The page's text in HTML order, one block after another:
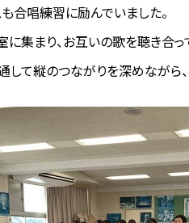
合唱練習に励んでいました。
集まり、お互いの歌を聴き合っ
して縦のつながりを深めながら